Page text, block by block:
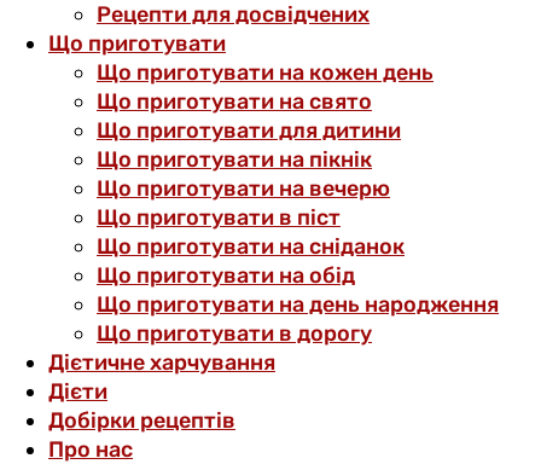
Рецепти для досвідчених
Що приготувати
Що приготувати на кожен день
Що приготувати на свято
Що приготувати для дитини
Що приготувати на пікнік
Що приготувати на вечерю
Що приготувати в піст
Що приготувати на сніданок
Що приготувати на обід
Що приготувати на день народження
Що приготувати в дорогу
Дієтичне харчування
Дієти
Добірки рецептів
Про нас